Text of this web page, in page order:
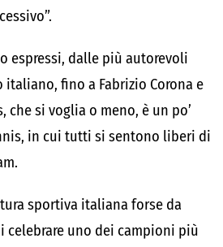
espressi, dalle più autorevoli
fino a Fabrizio Corona e
che si voglia o meno, è un po’
in cui tutti si sentono liberi di
sportiva italiana forse da
celebrare uno dei campioni più